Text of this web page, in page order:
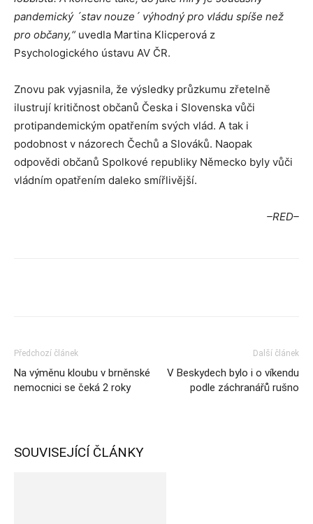
pandemický ´stav nouze´ výhodný pro vládu spíše než
pro občany,“uvedla Martina Klicperová z
Psychologického ústavu AV ČR.
Znovu pak vyjasnila, že výsledky průzkumu zřetelně
ilustrují kritičnost občanů Česka i Slovenska vůči
protipandemickým opatřením svých vlád. A tak i
podobnost v názorech Čechů a Slováků. Naopak
odpovědi občanů Spolkové republiky Německo byly vůči
vládním opatřením daleko smířlivější.
–RED–
Předchozí článek
Na výměnu kloubu v brněnské
nemocnici se čeká 2 roky
Další článek
V Beskydech bylo i o víkendu
podle záchranářů rušno
SOUVISEJÍCÍ ČLÁNKY